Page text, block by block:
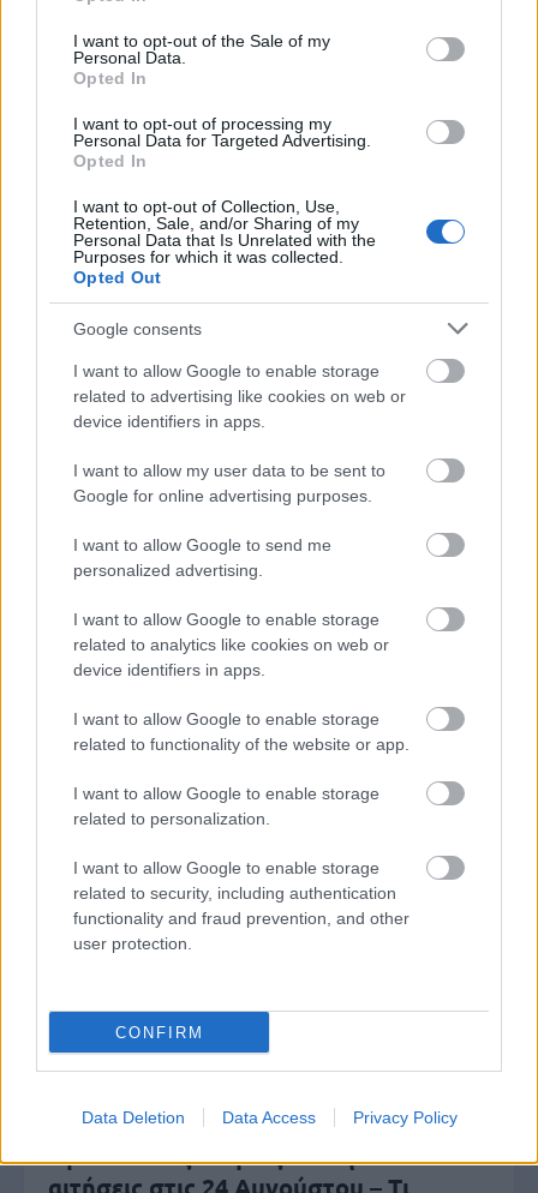
use your data for below specified purposes in below Google
consent section.
I want to opt-out of the Sale of my
Personal Data.
Opted In
I want to opt-out of processing my
Personal Data for Targeted Advertising.
Opted In
I want to opt-out of Collection, Use,
Retention, Sale, and/or Sharing of my
Personal Data that Is Unrelated with the
Purposes for which it was collected.
Opted Out
Google consents
I want to allow Google to enable storage
related to advertising like cookies on web or
device identifiers in apps.
I want to allow my user data to be sent to
Google for online advertising purposes.
I want to allow Google to send me
personalized advertising.
I want to allow Google to enable storage
related to analytics like cookies on web or
device identifiers in apps.
I want to allow Google to enable storage
related to functionality of the website or app.
I want to allow Google to enable storage
related to personalization.
I want to allow Google to enable storage
related to security, including authentication
functionality and fraud prevention, and other
user protection.
CONFIRM
Data Deletion Data Access Privacy Policy
προγραμμάτων και στις επτά δημοτικές κοινότητες.
ΑΣΕΠ: Πιστοποίηση Αγγλικών σε
ΑΣΕΠ: Εξ αποστάσεως η πιο Εύκολη
Πιστοποίηση Υπολογιστών σε 2
μέρες
Μάθε πρώτος όλες τις σημαντικές
Βάλε το proson.gr στα αποτελέσματα
αναζήτησης της Google
Δημοφιλείς Ειδήσεις
ΟΠΕΚΑ: Μηνιαίο επίδομα έως 210
ευρώ - Πώς θα τα πάρετε
Τι σημαίνει η λέξη «σιγαλός»
Προσωπικός Βοηθός: Ανοίγουν οι